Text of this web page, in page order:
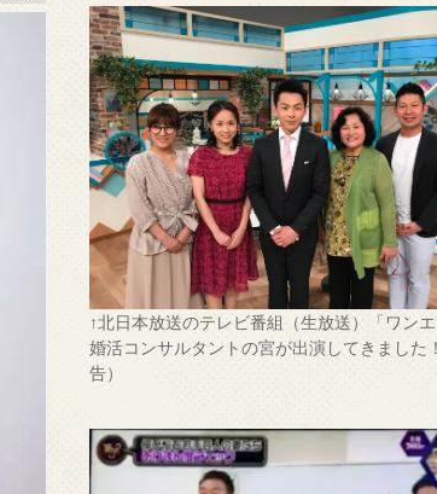
↑北日本放送のテレビ番組（生放送）「ワン
婚活コンサルタントの宮が出演してきました
告）